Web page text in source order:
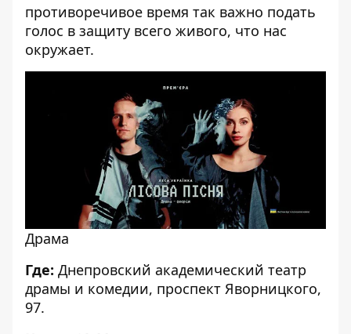
противоречивое время так важно подать
голос в защиту всего живого, что нас
окружает.
Драма
Где: Днепровский академический театр
драмы и комедии, проспект Яворницкого,
97.